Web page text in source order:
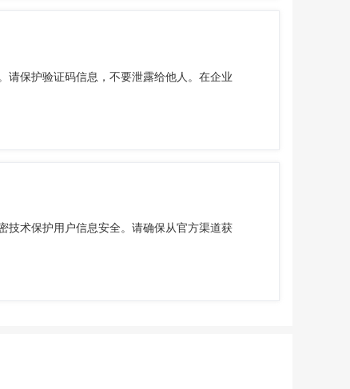
请保护验证码信息，不要泄露给他人。在企业
技术保护用户信息安全。请确保从官方渠道获